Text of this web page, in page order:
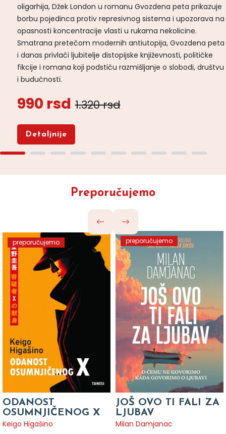
oligarhija, Džek London u romanu Gvozdena peta prikazuje
borbu pojedinca protiv represivnog sistema i upozorava na
opasnosti koncentracije vlasti u rukama nekolicine.
Smatrana pretečom modernih antiutopija, Gvozdena peta
i danas privlači ljubitelje distopijske književnosti, političke
fikcije i romana koji podstiču razmišljanje o slobodi, društvu
i budućnosti.
990 rsd 1.320 rsd
Detaljnije
Preporučujemo
preporučujemo
ODANOST
OSUMNJIČENOG X
Keigo Higašino
preporučujemo
JOŠ OVO TI FALI ZA
LJUBAV
Milan Damjanac